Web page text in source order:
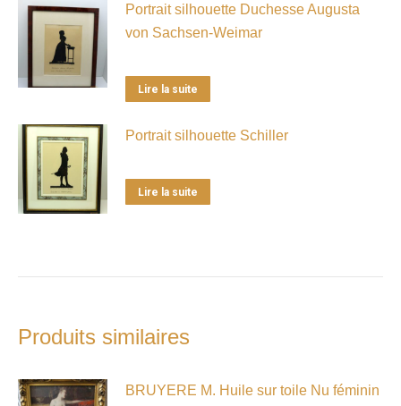
Portrait silhouette Duchesse Augusta
von Sachsen-Weimar
Lire la suite
Portrait silhouette Schiller
Lire la suite
Produits similaires
BRUYERE M. Huile sur toile Nu féminin